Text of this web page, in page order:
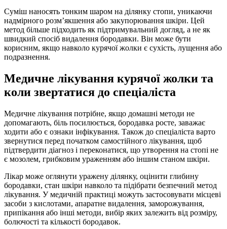
Суміш наносять тонким шаром на ділянку стопи, уникаючи
надмірного розм’якшення або закупорювання шкіри. Цей
метод більше підходить як підтримувальний догляд, а не як
швидкий спосіб видалення бородавки. Він може бути
корисним, якщо навколо курячої жолки є сухість, лущення або
подразнення.
Медичне лікування курячої жолки та
коли звертатися до спеціаліста
Медичне лікування потрібне, якщо домашні методи не
допомагають, біль посилюється, бородавка росте, заважає
ходити або є ознаки інфікування. Також до спеціаліста варто
звернутися перед початком самостійного лікування, щоб
підтвердити діагноз і переконатися, що утворення на стопі не
є мозолем, грибковим ураженням або іншим станом шкіри.
Лікар може оглянути уражену ділянку, оцінити глибину
бородавки, стан шкіри навколо та підібрати безпечний метод
лікування. У медичній практиці можуть застосовувати місцеві
засоби з кислотами, апаратне видалення, заморожування,
припікання або інші методи, вибір яких залежить від розміру,
болючості та кількості бородавок.